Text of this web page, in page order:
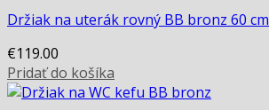
Držiak na uterák rovný BB bronz 60 cm
€119.00
Pridať do košíka